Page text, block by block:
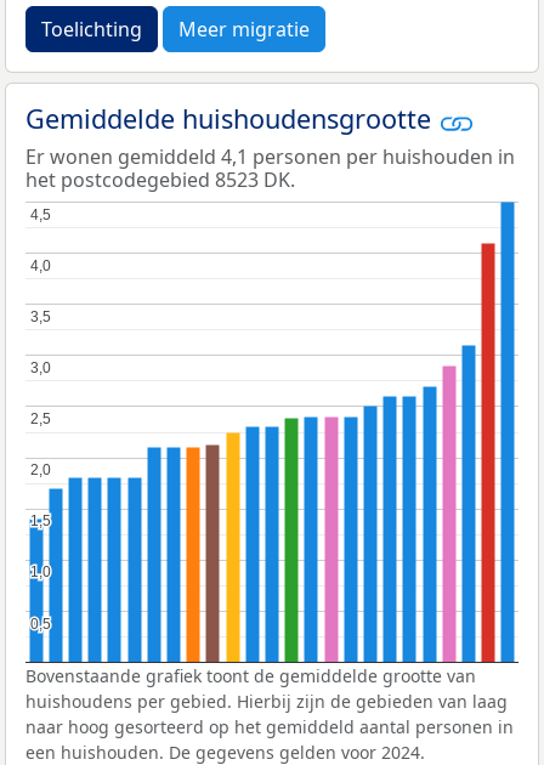
Toelichting Meer migratie
Gemiddelde huishoudensgrootte
Er wonen gemiddeld 4,1 personen per huishouden in
het postcodegebied 8523 DK.
0,5
0,5
1,0
1,0
1,5
1,5
2,0
2,0
2,5
2,5
3,0
3,0
3,5
3,5
4,0
4,0
4,5
4,5
Bovenstaande grafiek toont de gemiddelde grootte van
huishoudens per gebied. Hierbij zijn de gebieden van laag
naar hoog gesorteerd op het gemiddeld aantal personen in
een huishouden. De gegevens gelden voor 2024.